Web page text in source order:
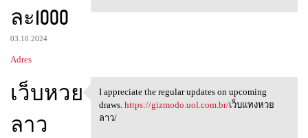
ละ1000
03.10.2024
Adres
เว็บหวย
ลาว
I appreciate the regular
I appreciate the regular updates on upcoming
draws. https://gizmodo.uol.com.br/เว็บแทงหวย
ลาว/